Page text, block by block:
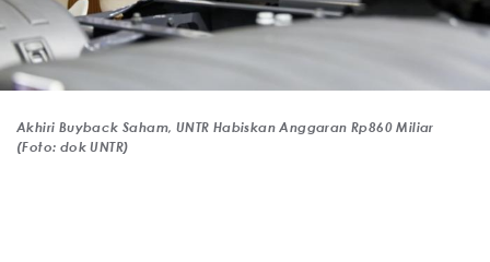
Akhiri Buyback Saham, UNTR Habiskan Anggaran Rp860 Miliar
(Foto: dok UNTR)